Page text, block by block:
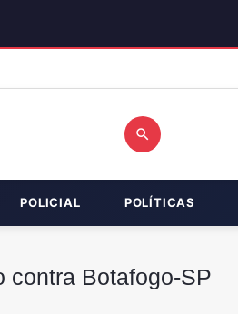
POLICIAL POLÍTICAS
contra Botafogo-SP